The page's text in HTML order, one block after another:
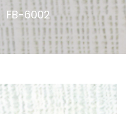
FB-6002